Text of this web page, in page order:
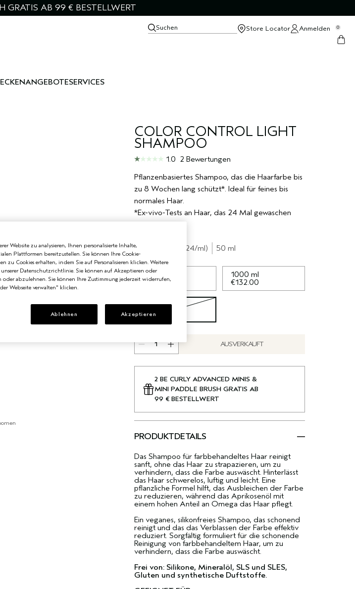
GRATIS AB 99 € BESTELLWERT
Suchen Store Locator Anmelden 0
ANGEBOTESERVICES
COLOR CONTROL LIGHT
SHAMPOO
1.0 2 Bewertungen
Pflanzenbasiertes Shampoo, das die Haarfarbe bis
zu 8 Wochen lang schützt*. Ideal für feines bis
normales Haar.
*Ex-vivo-Tests an Haar, das 24 Mal gewaschen
wurde.
€12.00 €0.24/ml 50 ml
200 ml
€34.00
1000 ml
€132.00
50 ml
€12.00
AUSVERKAUFT
2 BE CURLY ADVANCED MINIS &
MINI PADDLE BRUSH GRATIS AB
99 € BESTELLWERT
PRODUKTDETAILS
Das Shampoo für farbbehandeltes Haar reinigt
sanft, ohne das Haar zu strapazieren, um zu
verhindern, dass die Farbe auswäscht. Hinterlässt
das Haar schwerelos, luftig und leicht. Eine
pflanzliche Formel hilft, das Ausbleichen der Farbe
zu reduzieren, während das Aprikosenöl mit
einem hohen Anteil an Omega das Haar pflegt.
Ein veganes, silikonfreies Shampoo, das schonend
reinigt und das das Verblassen der Farbe effektiv
reduziert. Sorgfältig formuliert für die schonende
Reinigung von farbbehandeltem Haar, um zu
verhindern, dass die Farbe auswäscht.
Frei von: Silikone, Mineralöl, SLS und SLES,
Gluten und synthetische Duftstoffe.
Website zu analysieren, Ihnen personalisierte Inhalte,
Plattformen bereitzustellen. Sie können Ihre Cookie-
zu Cookies erhalten, indem Sie auf Personalisieren klicken. Weitere
Datenschutzrichtlinie. Sie können auf Akzeptieren oder
abzulehnen. Sie können Ihre Zustimmung jederzeit widerrufen,
Webseite verwalten" klicken.
Ablehnen Akzeptieren